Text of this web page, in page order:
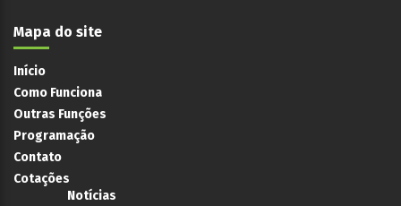
Mapa do site
Início
Como Funciona
Outras Funções
Programação
Contato
Cotações
Notícias